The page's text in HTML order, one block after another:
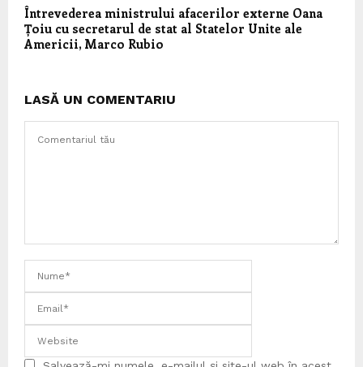
Întrevederea ministrului afacerilor externe Oana
Țoiu cu secretarul de stat al Statelor Unite ale
Americii, Marco Rubio
LASĂ UN COMENTARIU